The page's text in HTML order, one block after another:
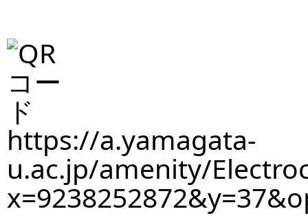
https://a.yamagata-
u.ac.jp/amenity/